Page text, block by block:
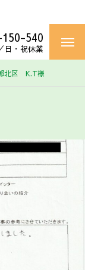
540
日・祝休業
北区 K.T様